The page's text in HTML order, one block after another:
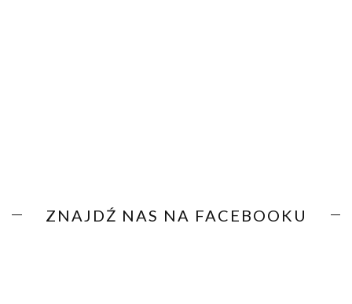
ZNAJDŹ NAS NA FACEBOOKU